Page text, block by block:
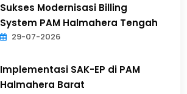
Sukses Modernisasi Billing
System PAM Halmahera Tengah
29-07-2026
Implementasi SAK-EP di PAM
Halmahera Barat